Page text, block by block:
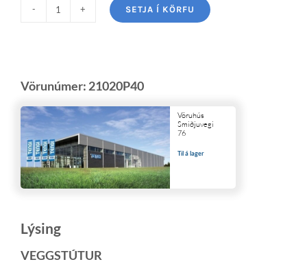
SETJA Í KÖRFU
Vörunúmer: 21020P40
Vöruhús
Smiðjuvegi
76
Til á lager
Lýsing
VEGGSTÚTUR